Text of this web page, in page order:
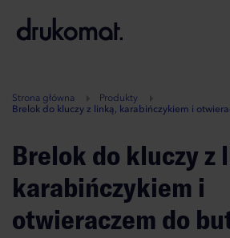
A
Strona główna
Produkty
Brelok do kluczy z linką, karabińczykiem i
Brelok do kluczy z linką,
karabińczykiem i
otwieraczem do